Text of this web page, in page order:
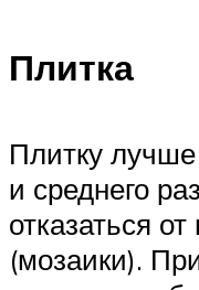
Плитка
Плитку
и среднего
отказаться
(мозаики).